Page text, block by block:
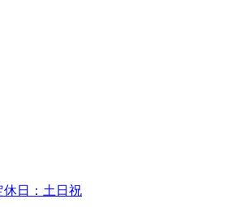
休日：土日祝